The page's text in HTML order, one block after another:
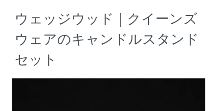
ウェッジウッド｜クイーンズ
ウェアのキャンドルスタンド
セット